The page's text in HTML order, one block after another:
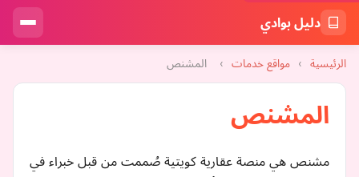
دليل بوادي
الرئيسية › مواقع خدمات › المشنص
المشنص
مشنص هي منصة عقارية كويتية صُممت من قبل خبراء في